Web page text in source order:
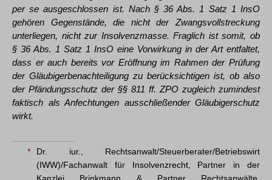
per se ausgeschlossen ist. Nach § 36 Abs. 1 Satz 1 InsO
gehören Gegenstände, die nicht der Zwangsvollstreckung
unterliegen, nicht zur Insolvenzmasse. Fraglich ist somit, ob
§ 36 Abs. 1 Satz 1 InsO eine Vorwirkung in der Art entfaltet,
dass er auch bereits vor Eröffnung im Rahmen der Prüfung
der Gläubigerbenachteiligung zu berücksichtigen ist, ob also
der Pfändungsschutz der §§ 811 ff. ZPO zugleich zumindest
faktisch als Anfechtungen ausschließender Gläubigerschutz
wirkt.
*
Dr. iur., Rechtsanwalt/Steuerberater/Betriebswirt
(IWW)/Fachanwalt für Insolvenzrecht, Partner in der